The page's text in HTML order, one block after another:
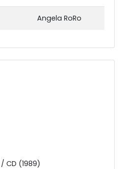
Angela RoRo
CD (1989)